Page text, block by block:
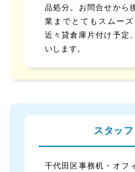
品処分。お問合せから
業までとてもスムーズ
近々貸倉庫片付け予定
いします。
スタッ
千代田区事務机・オフ